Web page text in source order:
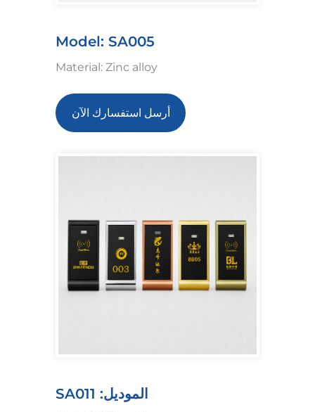
Model: SA005
Material: Zinc alloy
أرسل استفسارك الآن
الموديل: SA011